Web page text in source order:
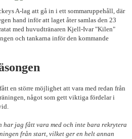
A-lag att gå in i ett sommaruppehåll, där
hand inför att laget åter samlas den 23
med huvudtränaren Kjell-Ivar "Kilen"
och tankarna inför den kommande
en större möjlighet att vara med redan från
något som gett viktiga fördelar i
jag fått vara med och inte bara rekrytera
från start, vilket ger en helt annan